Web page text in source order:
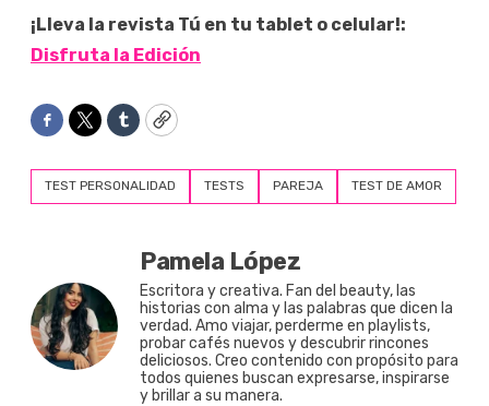
¡Lleva la revista Tú en tu tablet o celular!:
Disfruta la Edición
Facebook
TwitterTumblrCopy
TEST PERSONALIDAD TESTS PAREJA TEST DE AMOR
Pamela López
Escritora y creativa. Fan del beauty, las
historias con alma y las palabras que dicen la
verdad. Amo viajar, perderme en playlists,
probar cafés nuevos y descubrir rincones
deliciosos. Creo contenido con propósito para
todos quienes buscan expresarse, inspirarse
y brillar a su manera.